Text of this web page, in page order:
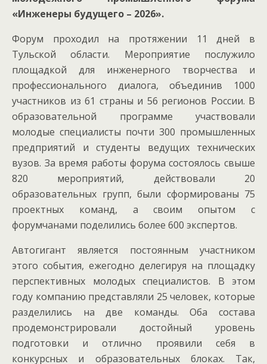
«Инженеры будущего – 2026».
Форум проходил на протяжении 11 дней в
Тульской области. Мероприятие послужило
площадкой для инженерного творчества и
профессионального диалога, объединив 1000
участников из 61 страны и 56 регионов России. В
образовательной программе участвовали
молодые специалисты почти 300 промышленных
предприятий и студенты ведущих технических
вузов. За время работы форума состоялось свыше
820 мероприятий, действовали 20
образовательных групп, были сформированы 75
проектных команд, а своим опытом с
форумчанами поделились более 600 экспертов.
Автогигант является постоянным участником
этого события, ежегодно делегируя на площадку
перспективных молодых специалистов. В этом
году компанию представляли 25 человек, которые
разделились на две команды. Оба состава
продемонстрировали достойный уровень
подготовки и отлично проявили себя в
конкурсных и образовательных блоках. Так,